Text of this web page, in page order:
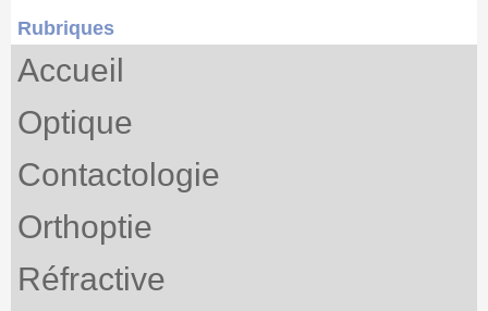
Rubriques
Accueil
Optique
Contactologie
Orthoptie
Réfractive